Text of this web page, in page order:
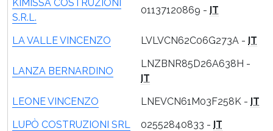
KIMISSA COSTRUZIONI
S.R.L.
01137120869 - IT
LA VALLE VINCENZO LVLVCN62C06G273A - IT
LANZA BERNARDINO
LNZBNR85D26A638H -
IT
LEONE VINCENZO
LNEVCN61M03F258K - IT
LUPÒ COSTRUZIONI SRL
02552840833 - IT